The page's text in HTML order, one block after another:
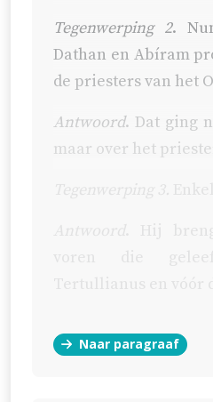
Tegenwerping 2.
Dathan en Abíram
de priesters van het
Antwoord. Dat ging
maar over het
Naar paragraaf